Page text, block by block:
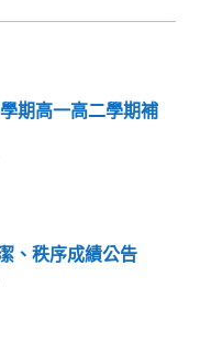
期高一高二學期補
、秩序成績公告